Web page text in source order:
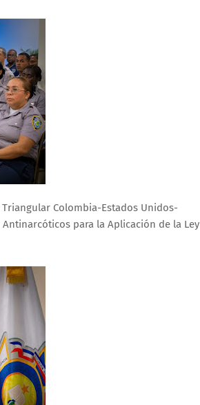
Colombia-Estados Unidos-
para la Aplicación de la Ley